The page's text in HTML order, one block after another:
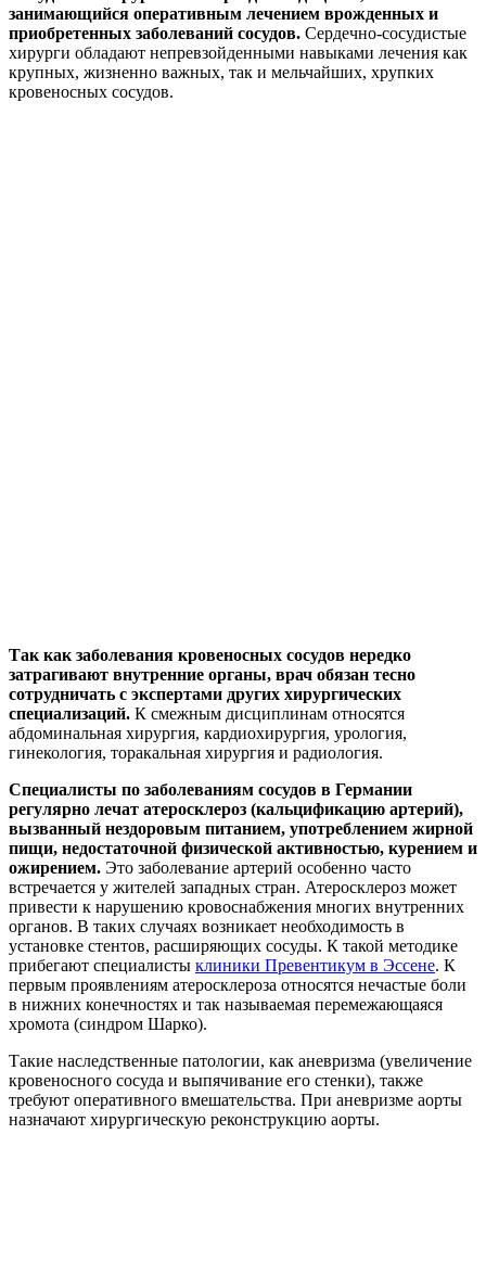
занимающийся оперативным лечением врожденных и
приобретенных заболеваний сосудов. Сердечно-сосудистые
хирурги обладают непревзойденными навыками лечения как
крупных, жизненно важных, так и мельчайших, хрупких
кровеносных сосудов.
Так как заболевания кровеносных сосудов нередко
затрагивают внутренние органы, врач обязан тесно
сотрудничать с экспертами других хирургических
специализаций. К смежным дисциплинам относятся
абдоминальная хирургия, кардиохирургия, урология,
гинекология, торакальная хирургия и радиология.
Специалисты по заболеваниям сосудов в Германии
регулярно лечат атеросклероз (кальцификацию артерий),
вызванный нездоровым питанием, употреблением жирной
пищи, недостаточной физической активностью, курением и
ожирением. Это заболевание артерий особенно часто
встречается у жителей западных стран. Атеросклероз может
привести к нарушению кровоснабжения многих внутренних
органов. В таких случаях возникает необходимость в
установке стентов, расширяющих сосуды. К такой методике
прибегают специалисты клиники Превентикум в Эссене. К
первым проявлениям атеросклероза относятся нечастые боли
в нижних конечностях и так называемая перемежающаяся
хромота (синдром Шарко).
Такие наследственные патологии, как аневризма (увеличение
кровеносного сосуда и выпячивание его стенки), также
требуют оперативного вмешательства. При аневризме аорты
назначают хирургическую реконструкцию аорты.